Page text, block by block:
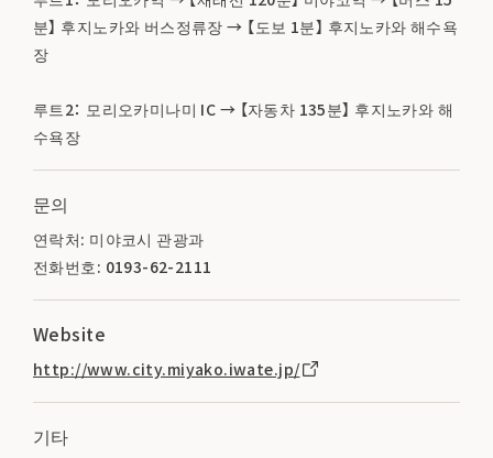
분】 후지노카와 버스정류장 → 【도보 1분】 후지노카와 해수욕
장
루트2： 모리오카미나미 IC → 【자동차 135분】 후지노카와 해
수욕장
문의
연락처: 미야코시 관광과
전화번호: 0193-62-2111
Website
http://www.city.miyako.iwate.jp/
기타